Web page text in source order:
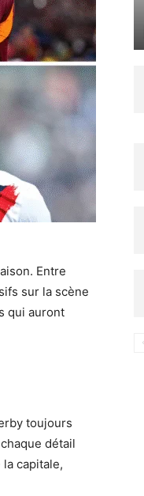
Entre
sur la scène
qui auront
toujours
détail
capitale,